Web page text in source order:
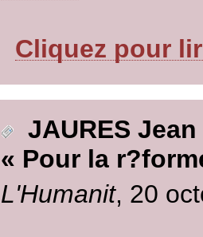
Cliquez pour
JAURES Jean
« Pour la
L'Humanit, 20